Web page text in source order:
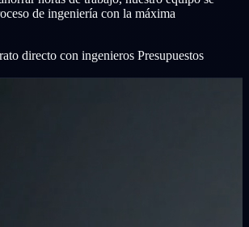
de ingeniería con la máxima
directo con ingenieros Presupuestos